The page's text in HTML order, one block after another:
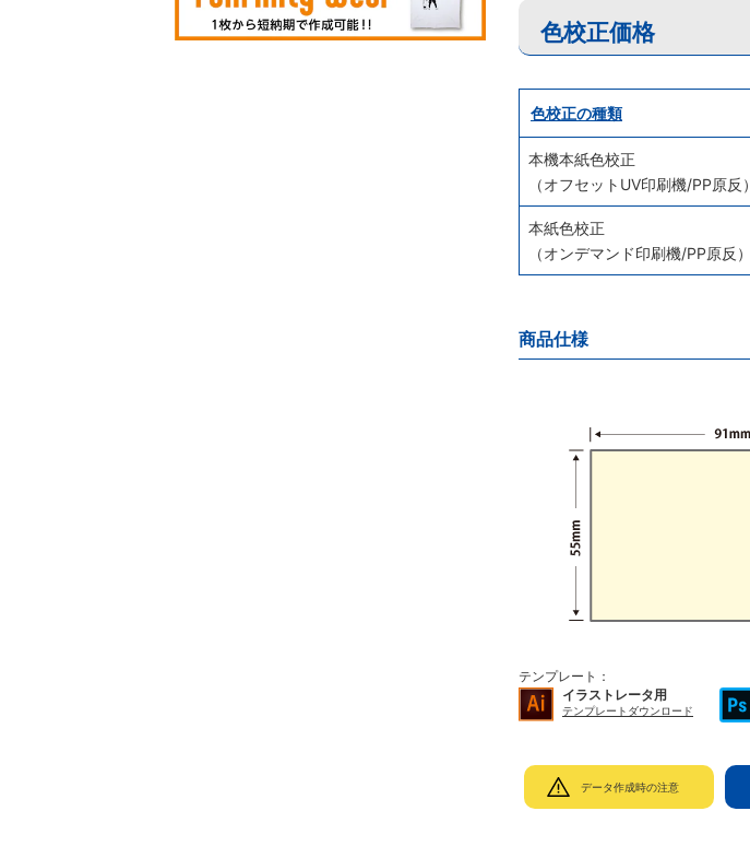
色校正価格
色校正の種類
本機本紙色校正
（オフセットUV印刷機/PP原反）
本紙色校正
（オンデマンド印刷機/PP原反）
商品仕様
テンプレート：
イラストレータ用
テンプレートダウンロード
データ作成時の注意